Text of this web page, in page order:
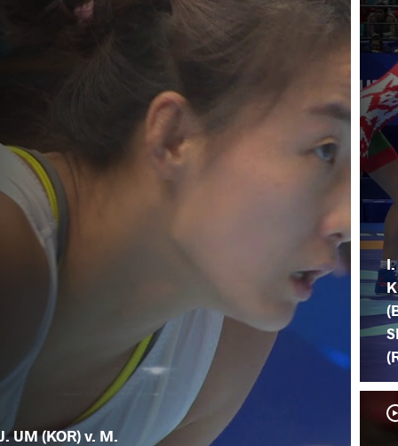
J. UM (KOR) v. M.
I.